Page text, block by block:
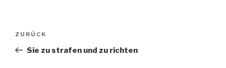
Beitragsnavigation
Vorheriger
Beitrag
ZURÜCK
Sie zu strafen und zu richten